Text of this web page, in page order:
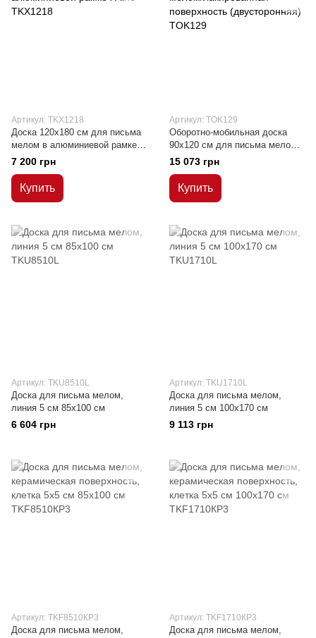
Артикул: TKX1218
Доска 120x180 см для письма
мелом в алюминиевой рамке
Х-line
7 200 грн
Купить
Артикул: TOK129
Оборотно-мобильная доска
90x120 см для письма мелом/
лакированная поверхность
(двусторонняя)
15 073 грн
Купить
Артикул: TKU8510L
Доска для письма мелом,
линия 5 см 85х100 см
6 604 грн
Артикул: TKU1710L
Доска для письма мелом,
линия 5 см 100х170 см
9 113 грн
Артикул: TKF8510КP3
Доска для письма мелом,
Артикул: TKF1710КP3
Доска для письма мелом,